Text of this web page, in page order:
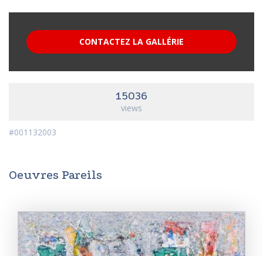
CONTACTEZ LA GALLÉRIE
15036
views
#001132003
Oeuvres Pareils